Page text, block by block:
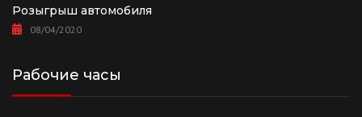
Розыгрыш автомобиля
08/04/2020
Рабочие часы